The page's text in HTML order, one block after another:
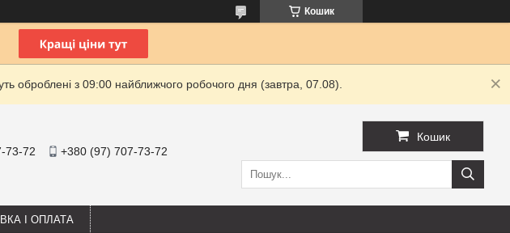
Кошик
оброблені з 09:00 найближчого робочого дня (завтра, 07.08).
73-72 +380 (97) 707-73-72
Кошик
І ОПЛАТА